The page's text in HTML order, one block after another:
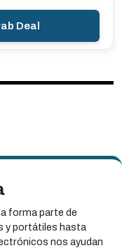
Deal
forma parte de
y portátiles hasta
nos ayudan